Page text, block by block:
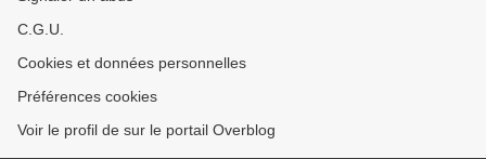
C.G.U.
Cookies et données personnelles
Préférences cookies
Voir le profil de sur le portail Overblog